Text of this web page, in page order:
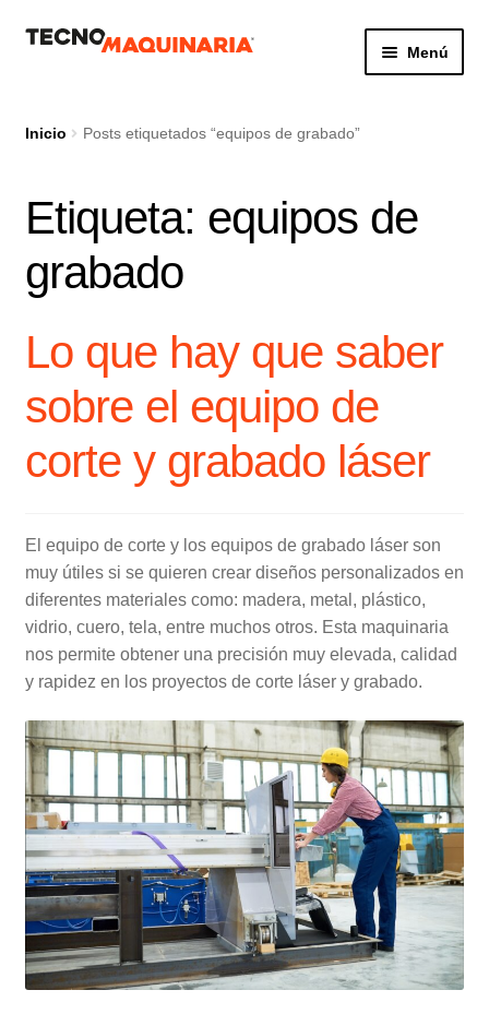
IrIr
Menú
Productos
Nosotros
Inicio Posts etiquetados “equipos de grabado”
Etiqueta: equipos de
grabado
Lo que hay que saber
sobre el equipo de
corte y grabado láser
El equipo de corte y los equipos de grabado láser son
muy útiles si se quieren crear diseños personalizados en
diferentes materiales como: madera, metal, plástico,
vidrio, cuero, tela, entre muchos otros. Esta maquinaria
nos permite obtener una precisión muy elevada, calidad
y rapidez en los proyectos de corte láser y grabado.